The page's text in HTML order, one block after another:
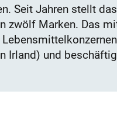
Seit Jahren stellt
zwölf Marken. Das
Irland) und